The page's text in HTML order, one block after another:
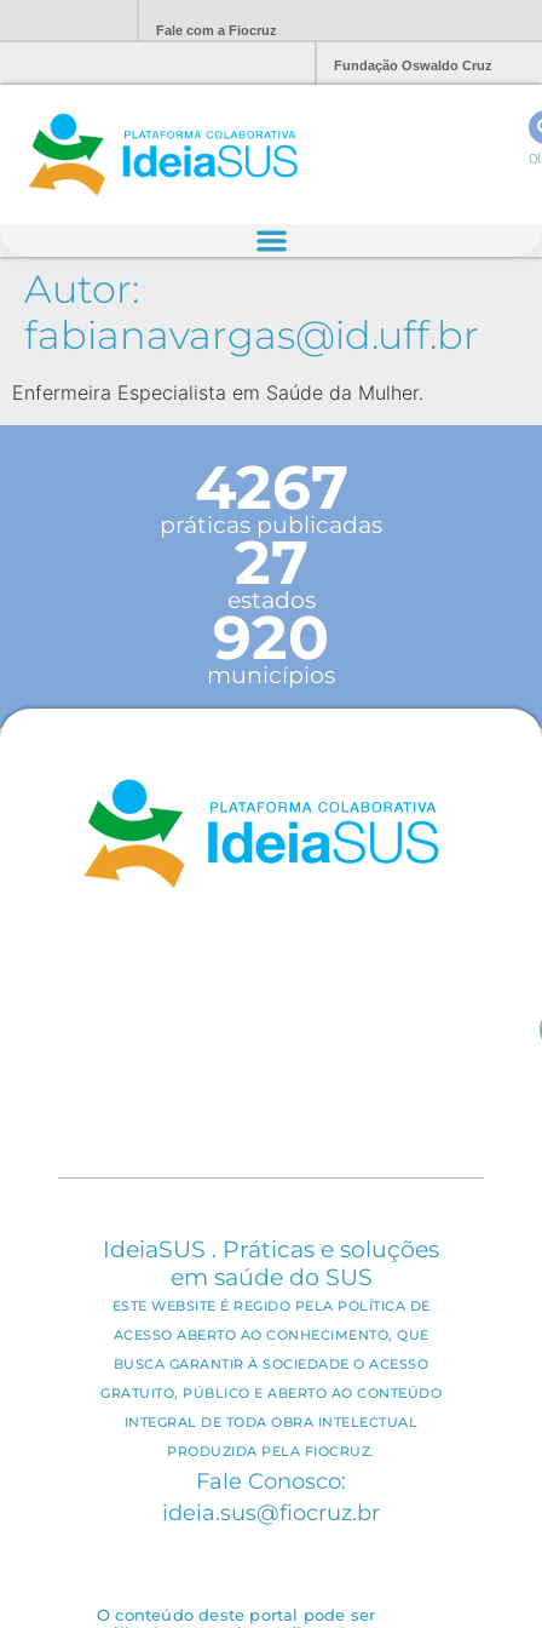
Fale com a Fiocruz
Fundação Oswaldo Cruz
Autor:
fabianavargas@id.uff.br
Enfermeira Especialista em Saúde da Mulher.
4267
práticas publicadas
27
estados
920
municípios
IdeiaSUS . Práticas e soluções
em saúde do SUS
ESTE WEBSITE É REGIDO PELA POLÍTICA DE
ACESSO ABERTO AO CONHECIMENTO, QUE
BUSCA GARANTIR À SOCIEDADE O ACESSO
GRATUITO, PÚBLICO E ABERTO AO CONTEÚDO
INTEGRAL DE TODA OBRA INTELECTUAL
PRODUZIDA PELA FIOCRUZ.
Fale Conosco:
ideia.sus@fiocruz.br
O conteúdo deste portal pode ser